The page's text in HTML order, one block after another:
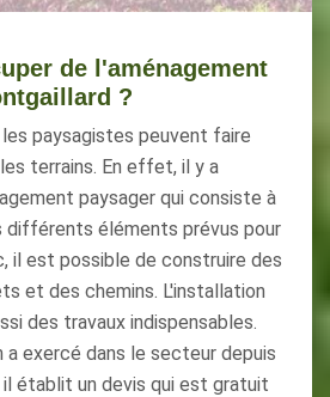
de l'aménagement
?
paysagistes peuvent faire
terrains. En effet, il y a
paysager qui consiste à
éléments prévus pour
il est possible de construire des
et des chemins. L'installation
des travaux indispensables.
a exercé dans le secteur depuis
établit un devis qui est gratuit